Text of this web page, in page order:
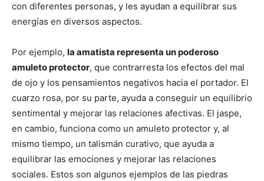
con diferentes personas, y les ayudan a equilibrar sus
energías en diversos aspectos.
Por ejemplo, la amatista representa un poderoso
amuleto protector, que contrarresta los efectos del mal
de ojo y los pensamientos negativos hacia el portador. El
cuarzo rosa, por su parte, ayuda a conseguir un equilibrio
sentimental y mejorar las relaciones afectivas. El jaspe,
en cambio, funciona como un amuleto protector y, al
mismo tiempo, un talismán curativo, que ayuda a
equilibrar las emociones y mejorar las relaciones
sociales. Estos son algunos ejemplos de las piedras